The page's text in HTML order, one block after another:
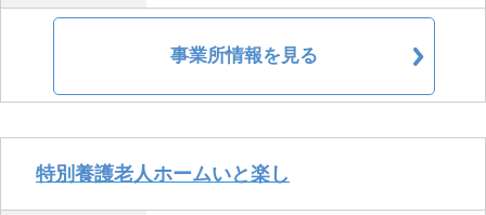
事業所情報を見る
特別養護老人ホームいと楽し